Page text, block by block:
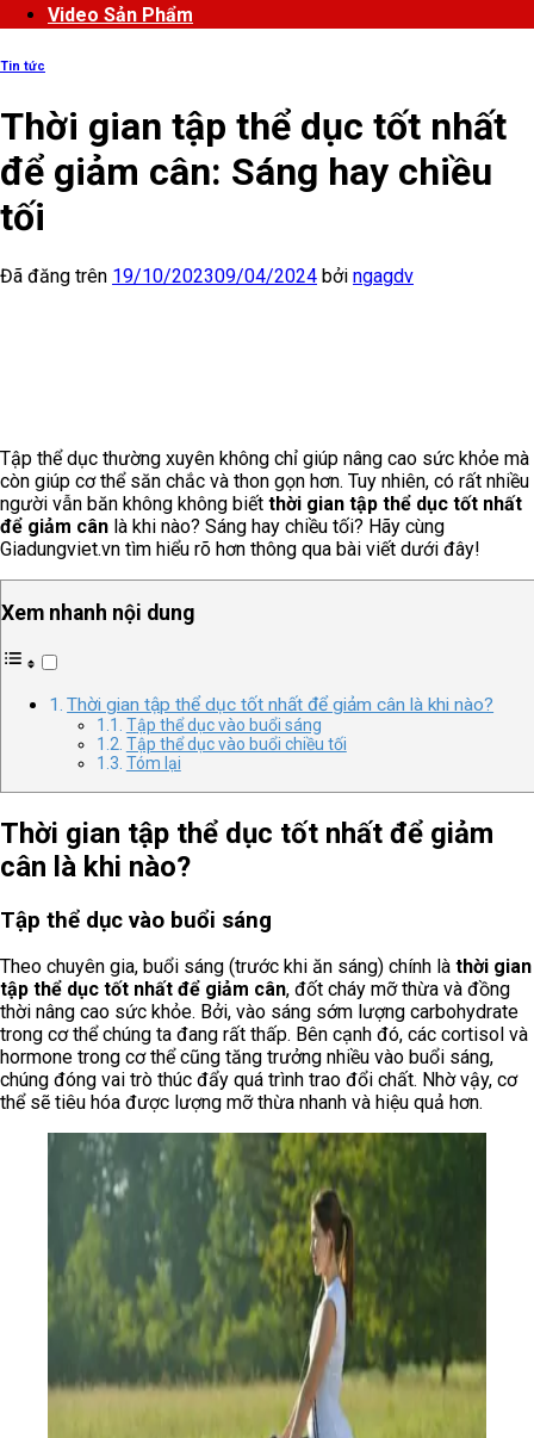
Video Sản Phẩm
Tin tức
Thời gian tập thể dục tốt nhất
để giảm cân: Sáng hay chiều
tối
Đã đăng trên 19/10/202309/04/2024 bởi ngagdv
Tập thể dục thường xuyên không chỉ giúp nâng cao sức khỏe mà
còn giúp cơ thể săn chắc và thon gọn hơn. Tuy nhiên, có rất nhiều
người vẫn băn không không biết thời gian tập thể dục tốt nhất
để giảm cân là khi nào? Sáng hay chiều tối? Hãy cùng
Giadungviet.vn tìm hiểu rõ hơn thông qua bài viết dưới đây!
Xem nhanh nội dung
Thời gian tập thể dục tốt nhất để giảm cân là khi nào?
Tập thể dục vào buổi sáng
Tập thể dục vào buổi chiều tối
Tóm lại
Thời gian tập thể dục tốt nhất để giảm
cân là khi nào?
Tập thể dục vào buổi sáng
Theo chuyên gia, buổi sáng (trước khi ăn sáng) chính là thời gian
tập thể dục tốt nhất để giảm cân, đốt cháy mỡ thừa và đồng
thời nâng cao sức khỏe. Bởi, vào sáng sớm lượng carbohydrate
trong cơ thể chúng ta đang rất thấp. Bên cạnh đó, các cortisol và
hormone trong cơ thể cũng tăng trưởng nhiều vào buổi sáng,
chúng đóng vai trò thúc đẩy quá trình trao đổi chất. Nhờ vậy, cơ
thể sẽ tiêu hóa được lượng mỡ thừa nhanh và hiệu quả hơn.